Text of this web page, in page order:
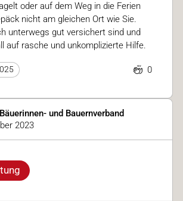
oder auf dem Weg in die Ferien
nicht am gleichen Ort wie Sie.
unterwegs gut versichert sind und
auf rasche und unkomplizierte Hilfe.
0
und Bauernverband
2023